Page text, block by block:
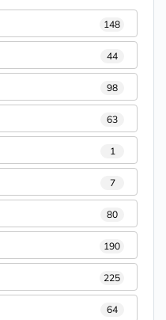
148
44
98
63
1
7
80
190
225
64